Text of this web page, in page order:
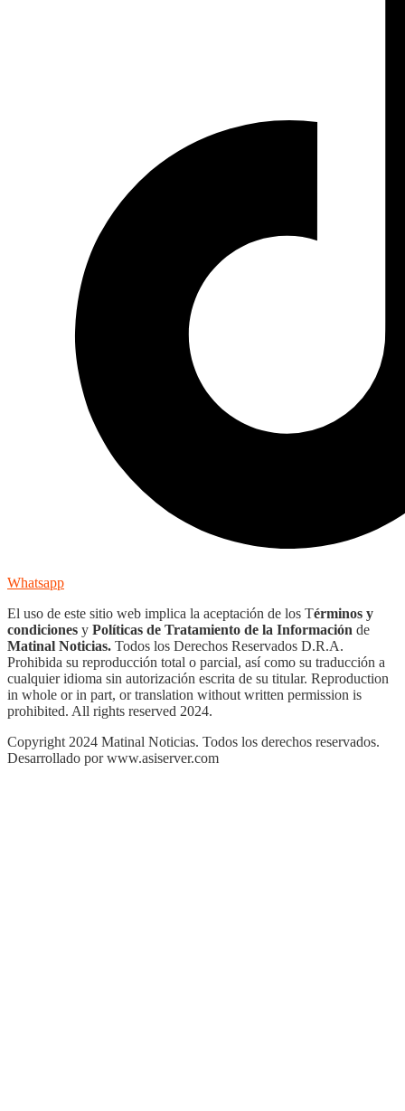
Whatsapp
El uso de este sitio web implica la aceptación de los Términos y
condiciones y Políticas de Tratamiento de la Información de
Matinal Noticias. Todos los Derechos Reservados D.R.A.
Prohibida su reproducción total o parcial, así como su traducción a
cualquier idioma sin autorización escrita de su titular. Reproduction
in whole or in part, or translation without written permission is
prohibited. All rights reserved 2024.
Copyright 2024 Matinal Noticias. Todos los derechos reservados.
Desarrollado por www.asiserver.com